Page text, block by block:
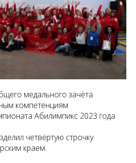
медального зачёта
компетенциям
Абилимпикс 2023 года
четвёртую строчку
краем.